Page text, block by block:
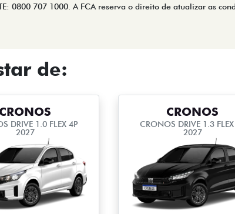
0800 707 1000. A FCA reserva o direito de atualizar as
de:
CRONOS
DRIVE 1.0 FLEX 4P
2027
CRONOS
CRONOS DRIVE 1.3
2027